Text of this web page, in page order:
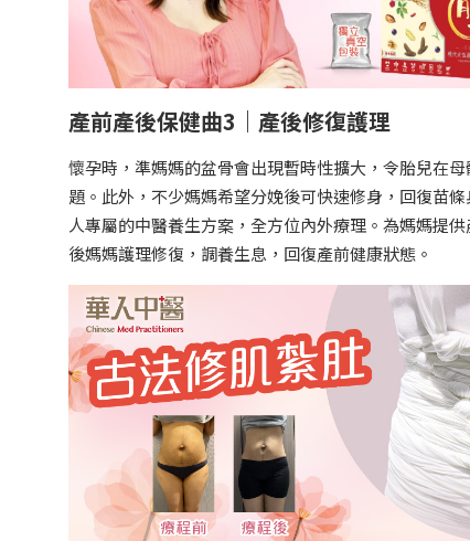
產前產後保健曲3｜產後修復護理
懷孕時，準媽媽的盆骨會出現暫時性擴大，令胎兒在
題。此外，不少媽媽希望分娩後可快速修身，回復苗
人專屬的中醫養生方案，全方位內外療理。為媽媽提
後媽媽護理修復，調養生息，回復產前健康狀態。